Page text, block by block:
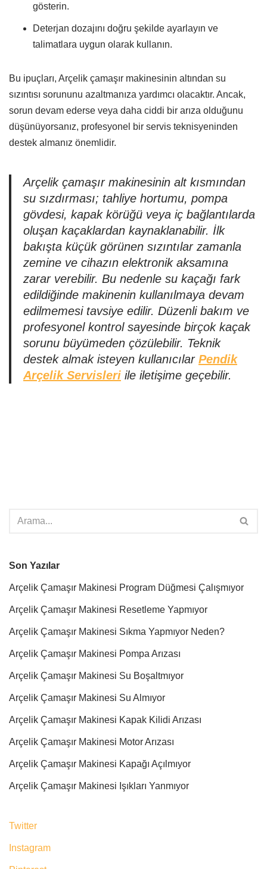
gösterin.
Deterjan dozajını doğru şekilde ayarlayın ve
talimatlara uygun olarak kullanın.
Bu ipuçları, Arçelik çamaşır makinesinin altından su
sızıntısı sorununu azaltmanıza yardımcı olacaktır. Ancak,
sorun devam ederse veya daha ciddi bir arıza olduğunu
düşünüyorsanız, profesyonel bir servis teknisyeninden
destek almanız önemlidir.
Arçelik çamaşır makinesinin alt kısmından
su sızdırması; tahliye hortumu, pompa
gövdesi, kapak körüğü veya iç bağlantılarda
oluşan kaçaklardan kaynaklanabilir. İlk
bakışta küçük görünen sızıntılar zamanla
zemine ve cihazın elektronik aksamına
zarar verebilir. Bu nedenle su kaçağı fark
edildiğinde makinenin kullanılmaya devam
edilmemesi tavsiye edilir. Düzenli bakım ve
profesyonel kontrol sayesinde birçok kaçak
sorunu büyümeden çözülebilir. Teknik
destek almak isteyen kullanıcılar Pendik
Arçelik Servisleri ile iletişime geçebilir.
Son Yazılar
Arçelik Çamaşır Makinesi Program Düğmesi Çalışmıyor
Arçelik Çamaşır Makinesi Resetleme Yapmıyor
Arçelik Çamaşır Makinesi Sıkma Yapmıyor Neden?
Arçelik Çamaşır Makinesi Pompa Arızası
Arçelik Çamaşır Makinesi Su Boşaltmıyor
Arçelik Çamaşır Makinesi Su Almıyor
Arçelik Çamaşır Makinesi Kapak Kilidi Arızası
Arçelik Çamaşır Makinesi Motor Arızası
Arçelik Çamaşır Makinesi Kapağı Açılmıyor
Arçelik Çamaşır Makinesi Işıkları Yanmıyor
Twitter
Instagram